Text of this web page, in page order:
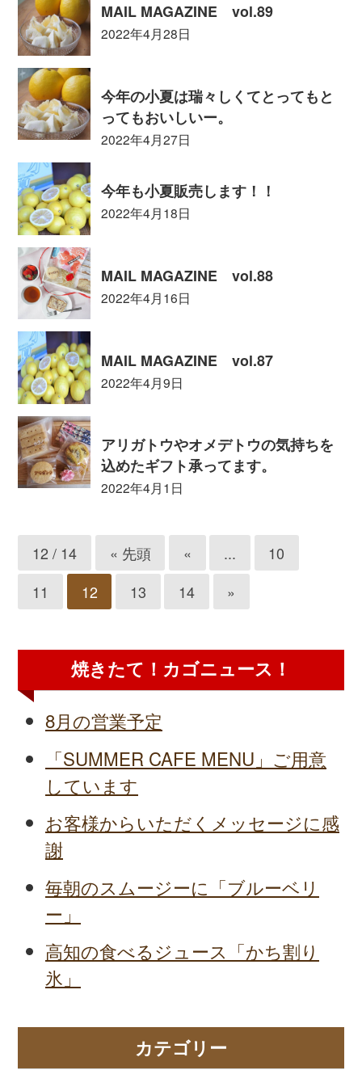
MAIL MAGAZINE vol.89
2022年4月28日
今年の小夏は瑞々しくてとってもと
ってもおいしいー。
2022年4月27日
今年も小夏販売します！！
2022年4月18日
MAIL MAGAZINE vol.88
2022年4月16日
MAIL MAGAZINE vol.87
2022年4月9日
アリガトウやオメデトウの気持ちを
込めたギフト承ってます。
2022年4月1日
12 / 14 « 先頭 « ...
10
11
12 13 14 »
焼きたて！カゴニュース！
8月の営業予定
「SUMMER CAFE MENU」ご用意
しています
お客様からいただくメッセージに感
謝
毎朝のスムージーに「ブルーベリ
ー」
高知の食べるジュース「かち割り
氷」
カテゴリー